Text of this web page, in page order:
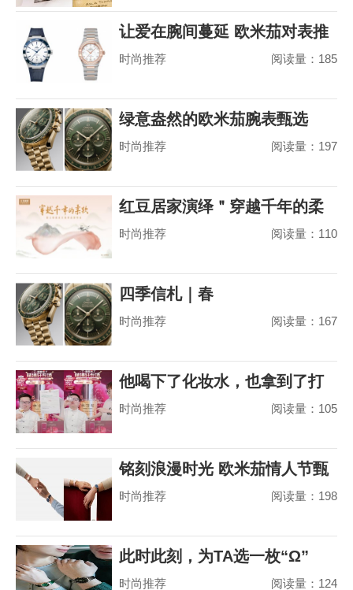
瓷圈儿。 世界时以海马加身，是为强调运
动属性。约定俗成...
让爱在腕间蔓延 欧米茄对表推
荐
时尚推荐 阅读量：185
绿意盎然的欧米茄腕表甄选
时尚推荐 阅读量：197
红豆居家演绎＂穿越千年的柔
软＂，婴儿绵真
时尚推荐 阅读量：110
四季信札｜春
时尚推荐 阅读量：167
他喝下了化妆水，也拿到了打
赢山茶花之争的
时尚推荐 阅读量：105
铭刻浪漫时光 欧米茄情人节甄
选
时尚推荐 阅读量：198
此时此刻，为TA选一枚“Ω”
时尚推荐 阅读量：124